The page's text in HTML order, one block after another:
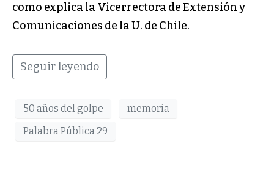
como explica la Vicerrectora de Extensión y
Comunicaciones de la U. de Chile.
Seguir leyendo
50 años del golpe
memoria
Palabra Pública 29